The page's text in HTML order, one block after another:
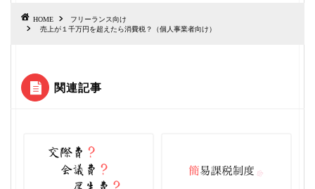
HOME
フリーランス向け
売上が１千万円を超えたら消費税？（個人事業者向け）
関連記事